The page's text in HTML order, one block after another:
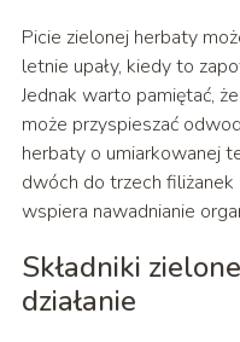
Picie zielonej herbaty
letnie upały, kiedy to
Jednak warto pamiętać,
może przyspieszać
herbaty o umiarkowanej
dwóch do trzech filiżanek
wspiera nawadnianie
Składniki
działanie